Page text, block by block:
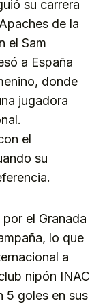
su carrera
de la
el Sam
a España
donde
jugadora
el
su
el Granada
lo que
a
nipón INAC
5 goles en sus